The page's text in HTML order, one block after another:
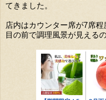
てきました。
店内はカウンター席が7席程
目の前で調理風景が見える